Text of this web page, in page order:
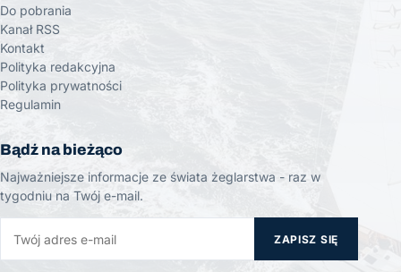
Do pobrania
Kanał RSS
Kontakt
Polityka redakcyjna
Polityka prywatności
Regulamin
Bądź na bieżąco
Najważniejsze informacje ze świata żeglarstwa - raz w
tygodniu na Twój e-mail.
ZAPISZ SIĘ